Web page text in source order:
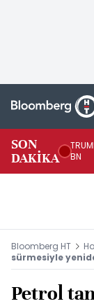
SON
DAKİKA
BN
Bloomberg HT
sürmesiyle
Petrol